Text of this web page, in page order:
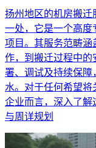
扬州地区的机房搬迁
一处，它是一个高度
项目。其服务范畴涵
作，到搬迁过程中的
署、调试及持续保障
水。对于任何希望
企业而言，深入了解
与周详规划